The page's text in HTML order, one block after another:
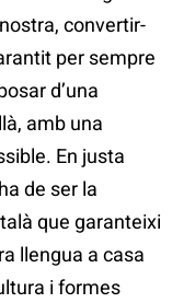
convertir-
per sempre
d’una
amb una
En justa
de ser la
que garanteixi
llengua a casa
i formes